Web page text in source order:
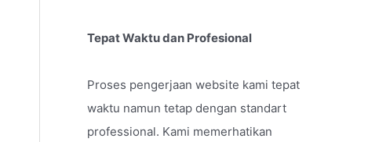
Tepat Waktu dan Profesional
Proses pengerjaan website kami tepat
waktu namun tetap dengan standart
professional. Kami memerhatikan